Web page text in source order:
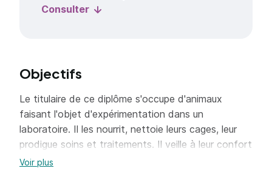
Consulter
Objectifs
Le titulaire de ce diplôme s'occupe d'animaux
faisant l'objet d'expérimentation dans un
laboratoire. Il les nourrit, nettoie leurs cages, leur
prodigue soins et traitements. Il veille à leur confort
dans les respect des règles d'hygiène et sécurité en
Voir plus